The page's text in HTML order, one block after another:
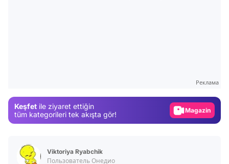
Реклама
Keşfet ile ziyaret ettiğin
tüm kategorileri tek akışta gör!
Magazin
Viktoriya Ryabchik
Пользователь Онедио